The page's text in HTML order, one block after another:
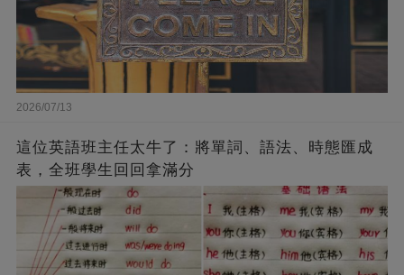
2026/07/13
這位英語班主任太牛了：將單詞、語法、時態匯成
表，全班學生回回拿滿分